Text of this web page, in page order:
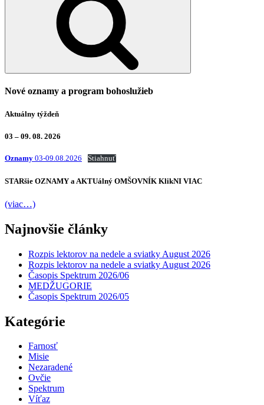
Nové oznamy a program bohoslužieb
Aktuálny týždeň
03 – 09. 08. 2026
Oznamy 03-09.08.2026 Stiahnuť
STARšie OZNAMY a AKTUálný OMŠOVNÍK KlikNI VIAC
(viac…)
Najnovšie články
Rozpis lektorov na nedele a sviatky August 2026
Rozpis lektorov na nedele a sviatky August 2026
Časopis Spektrum 2026/06
MEDŽUGORIE
Časopis Spektrum 2026/05
Kategórie
Farnosť
Misie
Nezaradené
Ovčie
Spektrum
Víťaz